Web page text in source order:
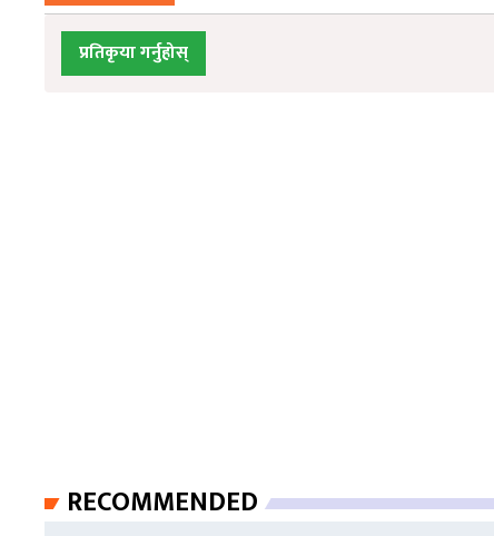
प्रतिकृया गर्नुहोस्
RECOMMENDED